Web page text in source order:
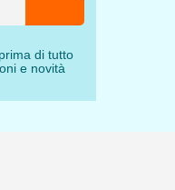
di tutto
e novità